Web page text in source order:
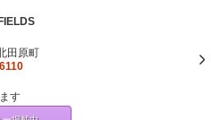
田原町
す